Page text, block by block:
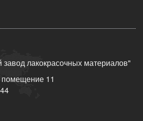
лакокрасочных материалов"
11